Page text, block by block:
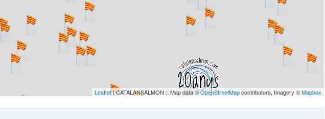
Leaflet| CATALANSALMON :: Map data ©OpenStreetMapcontributors, Imagery ©Mapbox